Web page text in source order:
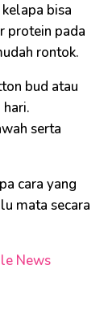
bisa
protein pada
rontok.
bud atau
serta
cara yang
mata secara
News